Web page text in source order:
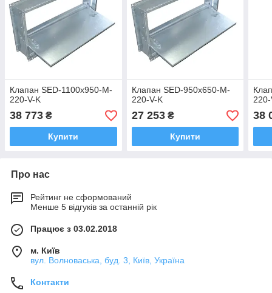
Клапан SED-1100x950-M-
220-V-K
38 773 ₴
Купити
Клапан SED-950x650-M-
220-V-K
27 253₴
Купити
220-
38
Про нас
Рейтинг не сформований
Менше 5 відгуків за останній рік
Працює з 03.02.2018
м. Київ
вул. Волноваська, буд. 3, Київ, Україна
Контакти